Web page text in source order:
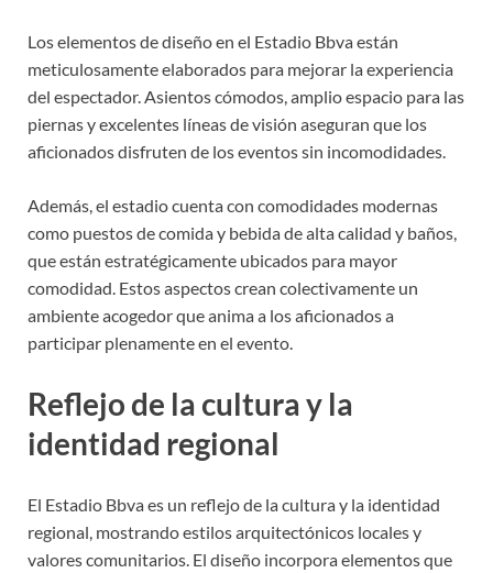
Los elementos de diseño en el Estadio Bbva están
meticulosamente elaborados para mejorar la experiencia
del espectador. Asientos cómodos, amplio espacio para las
piernas y excelentes líneas de visión aseguran que los
aficionados disfruten de los eventos sin incomodidades.
Además, el estadio cuenta con comodidades modernas
como puestos de comida y bebida de alta calidad y baños,
que están estratégicamente ubicados para mayor
comodidad. Estos aspectos crean colectivamente un
ambiente acogedor que anima a los aficionados a
participar plenamente en el evento.
Reflejo de la cultura y la
identidad regional
El Estadio Bbva es un reflejo de la cultura y la identidad
regional, mostrando estilos arquitectónicos locales y
valores comunitarios. El diseño incorpora elementos que